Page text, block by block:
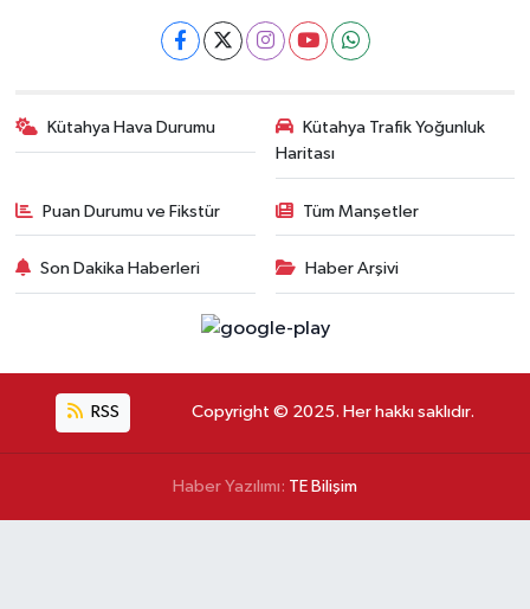
Dönmez Eczanesi
Cemalettin Mahallesi, Kıbrıs Caddesi No:21 Merkez Kütahya
Kütahya Hava Durumu
Kütahya Trafik Yoğunluk
Haritası
Puan Durumu ve Fikstür Tüm Manşetler
Son Dakika Haberleri Haber Arşivi
RSS Copyright © 2025. Her hakkı saklıdır.
Haber Yazılımı: TE Bilişim